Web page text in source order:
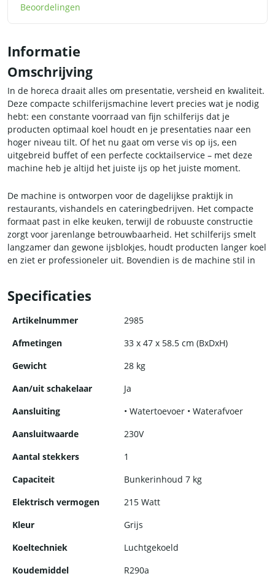
Beoordelingen
Informatie
Omschrijving
In de horeca draait alles om presentatie, versheid en kwaliteit.
Deze compacte schilferijsmachine levert precies wat je nodig
hebt: een constante voorraad van fijn schilferijs dat je
producten optimaal koel houdt en je presentaties naar een
hoger niveau tilt. Of het nu gaat om verse vis op ijs, een
uitgebreid buffet of een perfecte cocktailservice – met deze
machine heb je altijd het juiste ijs op het juiste moment.
De machine is ontworpen voor de dagelijkse praktijk in
restaurants, vishandels en cateringbedrijven. Het compacte
formaat past in elke keuken, terwijl de robuuste constructie
zorgt voor jarenlange betrouwbaarheid. Het schilferijs smelt
langzamer dan gewone ijsblokjes, houdt producten langer koel
en ziet er professioneler uit. Bovendien is de machine stil in
machine de mogelijkheid om thuis dezelfde kwaliteit te
leveren als in de beste restaurants. Denk aan perfecte
eruitziet alsof het door een cateraar is verzorgd.
Specificaties
Artikelnummer
2985
Afmetingen
33 x 47 x 58.5 cm (BxDxH)
Gewicht
28 kg
Aan/uit schakelaar
Ja
Aansluiting
• Watertoevoer • Waterafvoer
Aansluitwaarde
230V
Aantal stekkers
1
Capaciteit
Bunkerinhoud 7 kg
Elektrisch vermogen
215 Watt
Kleur
Grijs
Koeltechniek
Luchtgekoeld
Koudemiddel
R290a